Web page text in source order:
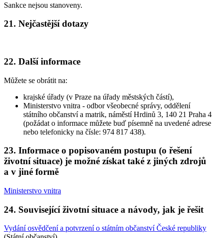
Sankce nejsou stanoveny.
21. Nejčastější dotazy
22. Další informace
Můžete se obrátit na:
krajské úřady (v Praze na úřady městských částí),
Ministerstvo vnitra - odbor všeobecné správy, oddělení
státního občanství a matrik, náměstí Hrdinů 3, 140 21 Praha 4
(požádat o informace můžete buď písemně na uvedené adrese
nebo telefonicky na čísle: 974 817 438).
23. Informace o popisovaném postupu (o řešení
životní situace) je možné získat také z jiných zdrojů
a v jiné formě
Ministerstvo vnitra
24. Související životní situace a návody, jak je řešit
Vydání osvědčení a potvrzení o státním občanství České republiky